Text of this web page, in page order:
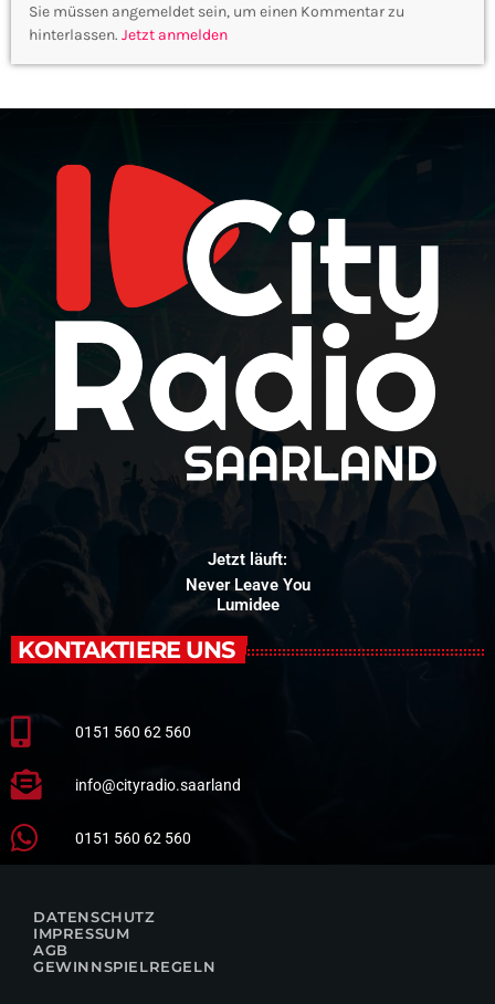
Sie müssen angemeldet sein, um einen Kommentar zu
hinterlassen. Jetzt anmelden
Jetzt läuft:
Never Leave You
Lumidee
KONTAKTIERE UNS
0151 560 62 560
info@cityradio.saarland
0151 560 62 560
DATENSCHUTZ
IMPRESSUM
AGB
GEWINNSPIELREGELN